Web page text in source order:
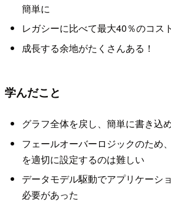
簡単に
レガシーに比べて最大40％のコス
成長する余地がたくさんある！
学んだこと
グラフ全体を戻し、簡単に書き込
フェールオーバーロジックのため
を適切に設定するのは難しい
データモデル駆動でアプリケーシ
必要があった